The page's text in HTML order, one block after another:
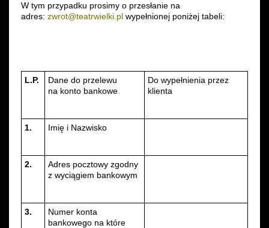
W tym przypadku prosimy o przesłanie na
adres: zwrot@teatrwielki.pl wypełnionej poniżej tabeli:
L.P.
Dane do przelewu
na konto bankowe
Do wypełnienia przez
klienta
1. Imię i Nazwisko
2.
Adres pocztowy zgodny
z wyciągiem bankowym
3.
Numer konta
bankowego na które